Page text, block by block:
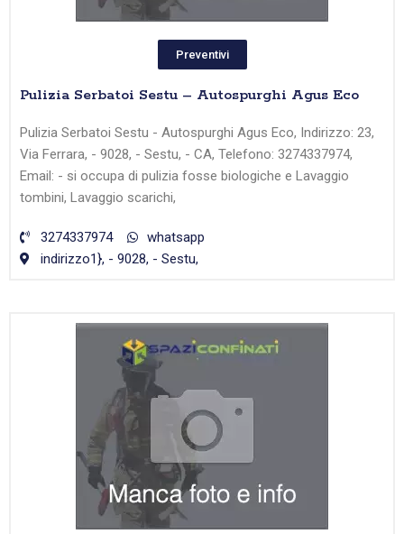
Preventivi
Pulizia Serbatoi Sestu – Autospurghi Agus Eco
Pulizia Serbatoi Sestu - Autospurghi Agus Eco, Indirizzo: 23,
Via Ferrara, - 9028, - Sestu, - CA, Telefono: 3274337974,
Email: - si occupa di pulizia fosse biologiche e Lavaggio
tombini, Lavaggio scarichi,
3274337974
whatsapp
indirizzo1}, - 9028, - Sestu,